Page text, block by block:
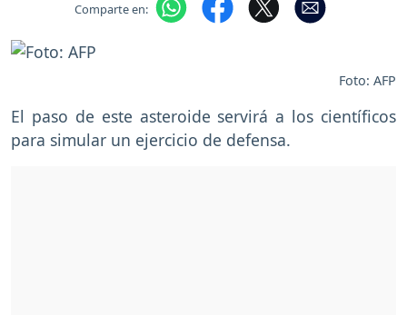
Comparte en:
Foto: AFP
El paso de este asteroide servirá a los científicos
para simular un ejercicio de defensa.